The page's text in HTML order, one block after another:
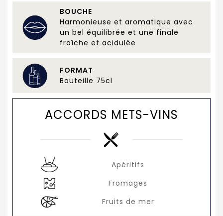
BOUCHE
Harmonieuse et aromatique avec
un bel équilibrée et une finale
fraîche et acidulée
FORMAT
Bouteille 75cl
ACCORDS METS-VINS
Apéritifs
Fromages
Fruits de mer